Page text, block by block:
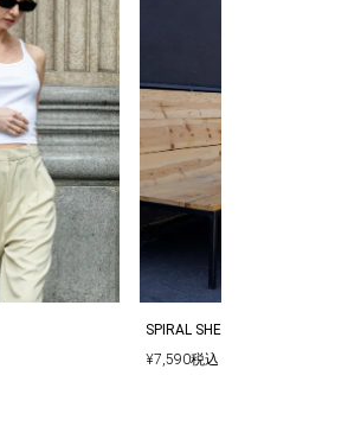
SPIRAL SHELL MOTIF FLAP
¥7,590税込